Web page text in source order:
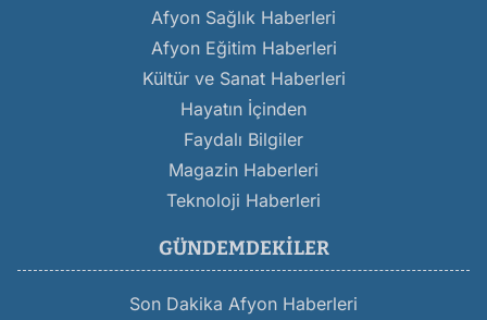
Afyon Sağlık Haberleri
Afyon Eğitim Haberleri
Kültür ve Sanat Haberleri
Hayatın İçinden
Faydalı Bilgiler
Magazin Haberleri
Teknoloji Haberleri
GÜNDEMDEKILER
Son Dakika Afyon Haberleri